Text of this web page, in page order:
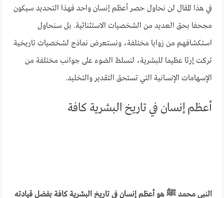
في هذا المقال لن نحاول حصر أعظم إنسان واحد فهذا التحديد سيكون
مجحفا بحق العديد من الشخصيات الاستثنائية. بل سنحاول
استكشافهم من زوايا مختلفة، ونستعرض نماذج لشخصيات تاريخية
تركت إرثا عظيما للبشرية، لنسلط الضوء على جوانب مختلفة من
الإسهامات الإنسانية التي تستحق التقدير والتخليد.
أعظم إنسان في تاريخ البشرية كافة
النبي محمد ﷺ هو أعظم إنسان في تاريخ البشرية كافة بفضل قيادته